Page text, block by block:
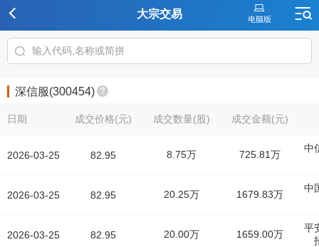
大宗交易
深信服(300454)
日期
2026-03-25
2026-03-25
2026-03-25
成交价格(元) 成交数量(股) 成交金额(元)
82.95 8.75万 725.81万
中
82.95 20.25万 1679.83万
中
82.95 20.00万 1659.00万
平